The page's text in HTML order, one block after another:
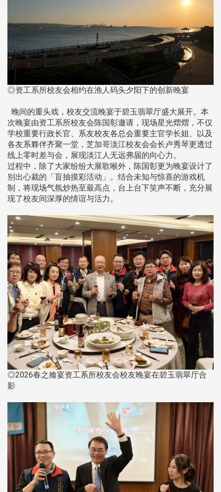
◎资工系所校友会相约在渔人码头夕阳下的创新晚宴
晚间的重头戏，校友交流晚宴于碧玉翡翠厅盛大展开。本
次晚宴由资工系所校友会陈国彰邀请，现场星光熠熠，不仅
学校重要行政长官、系友校友各总会重要主官学长姐、以及
各友系夥伴齐聚一堂，芝加哥淡江校友会会长卢秀琴更透过
线上零时差与会，展现淡江人无远弗届的向心力。
过程中，除了大家纷纷大展歌喉外，陈国彰更为晚宴设计了
别出心裁的「盲抽摸彩活动」。结合未知与惊喜的游戏机
制，将现场气氛炒热至最高点，台上台下笑声不断，充分展
现了校友间深厚的情谊与活力。
◎2026春之飨宴资工系所校友会校友晚宴在碧玉翡翠厅合
影